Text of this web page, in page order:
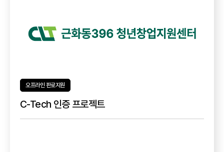
오프라인 판로지원
C-Tech 인증 프로젝트